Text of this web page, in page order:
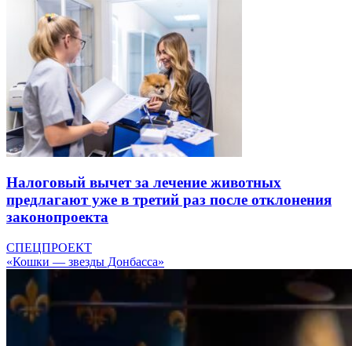
Налоговый вычет за лечение животных
предлагают уже в третий раз после отклонения
законопроекта
СПЕЦПРОЕКТ
«Кошки — звезды Донбасса»